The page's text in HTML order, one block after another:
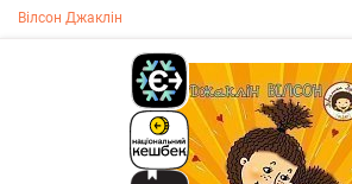
Вілсон Джаклін